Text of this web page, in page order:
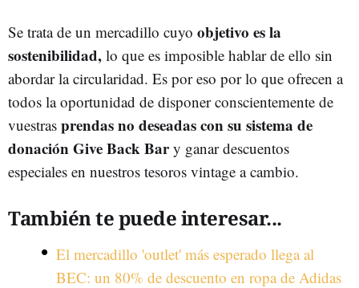
Se trata de un mercadillo cuyo objetivo es la
sostenibilidad, lo que es imposible hablar de ello sin
abordar la circularidad. Es por eso por lo que ofrecen a
todos la oportunidad de disponer conscientemente de
vuestras prendas no deseadas con su sistema de
donación Give Back Bary ganar descuentos
especiales en nuestros tesoros vintage a cambio.
También te puede interesar...
El mercadillo 'outlet' más esperado llega al
BEC: un 80% de descuento en ropa de Adidas